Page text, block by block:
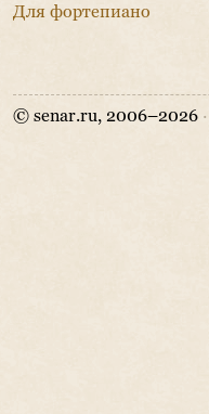
Для фортепиано
© senar.ru, 2006–2026 ·